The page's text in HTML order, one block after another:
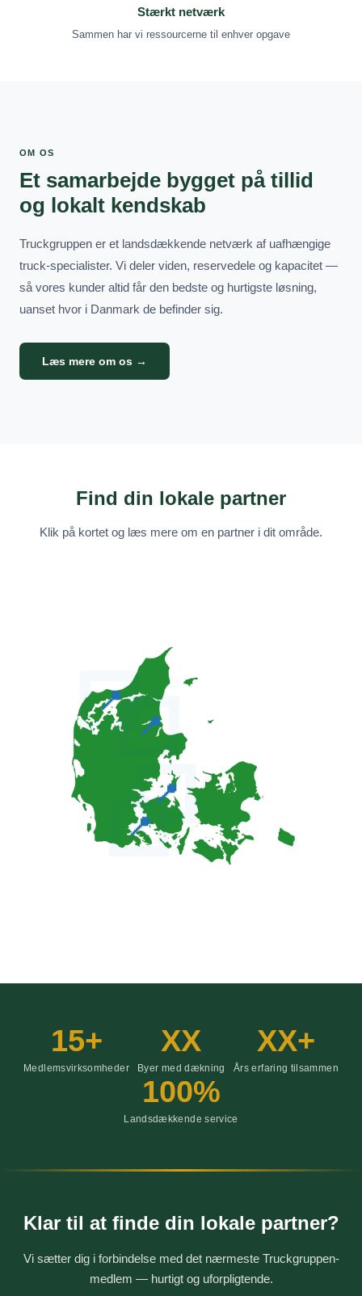
Stærkt netværk
Sammen har vi ressourcerne til enhver opgave
OM OS
Et samarbejde bygget på tillid
og lokalt kendskab
Truckgruppen er et landsdækkende netværk af uafhængige
truck-specialister. Vi deler viden, reservedele og kapacitet —
så vores kunder altid får den bedste og hurtigste løsning,
uanset hvor i Danmark de befinder sig.
Læs mere om os →
Find din lokale partner
Klik på kortet og læs mere om en partner i dit område.
📍
📍
📍
📍
15+
Medlemsvirksomheder
XX
Byer med dækning
XX+
Års erfaring tilsammen
100%
Landsdækkende service
Klar til at finde din lokale partner?
Vi sætter dig i forbindelse med det nærmeste Truckgruppen-
medlem — hurtigt og uforpligtende.